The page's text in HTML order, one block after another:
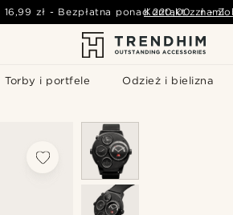
Torby i portfele Odzież i bielizna
16,99 zł - Bezpłatna ponad 220,00 zł -
Kontakt z nami